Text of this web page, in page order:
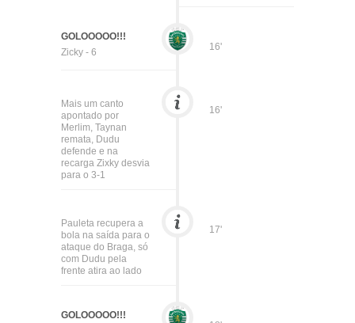
16'
GOLOOOOO!!!
Zicky - 6
16'
Mais um canto
apontado por
Merlim, Taynan
remata, Dudu
defende e na
recarga Zixky desvia
para o 3-1
17'
Pauleta recupera a
bola na saída para o
ataque do Braga, só
com Dudu pela
frente atira ao lado
GOLOOOOO!!!